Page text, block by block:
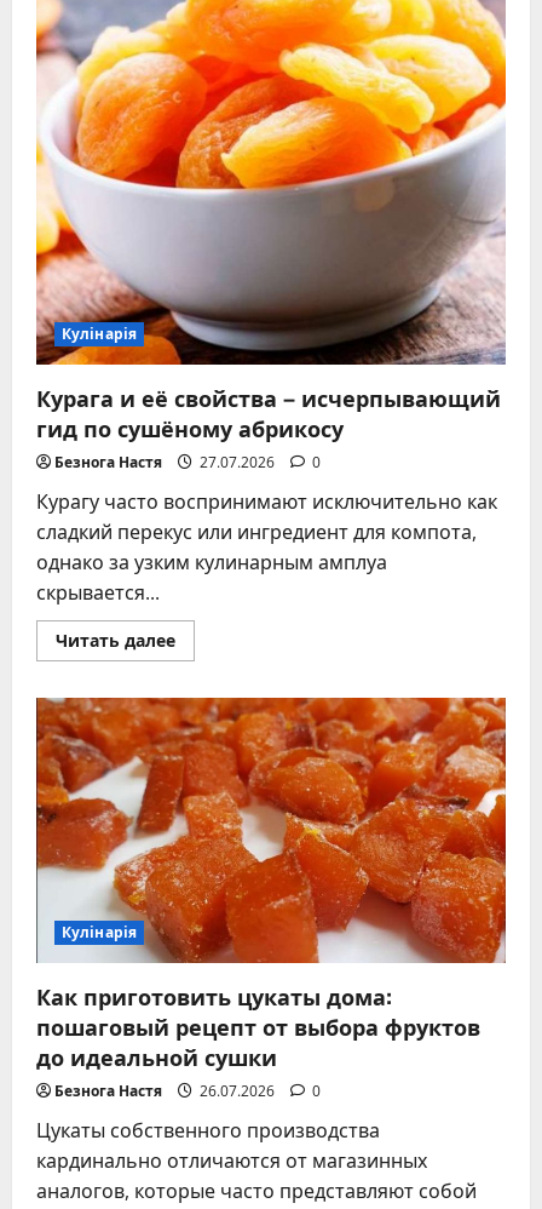
и
правильном
приготовлении
Кулінарія
Курага и её свойства – исчерпывающий
гид по сушёному абрикосу
Безнога Настя 27.07.2026 0
Курагу часто воспринимают исключительно как
сладкий перекус или ингредиент для компота,
однако за узким кулинарным амплуа
скрывается...
Читать далееПрочитать
больше
и
её
свойства
–
исчерпывающий
гид
по
сушёному
абрикосу
Кулінарія
Как приготовить цукаты дома:
пошаговый рецепт от выбора фруктов
до идеальной сушки
Безнога Настя 26.07.2026 0
Цукаты собственного производства
кардинально отличаются от магазинных
аналогов, которые часто представляют собой